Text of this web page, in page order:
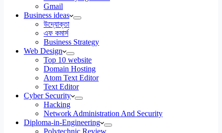
Gmail
Business ideas
উদ্যোক্তা
এফ কমার্স
Business Strategy
Web Design
Top 10 website
Domain Hosting
Atom Text Editor
Text Editor
Cyber Security
Hacking
Network Administration And Security
Diploma-in-Engineering
Polytechnic Review